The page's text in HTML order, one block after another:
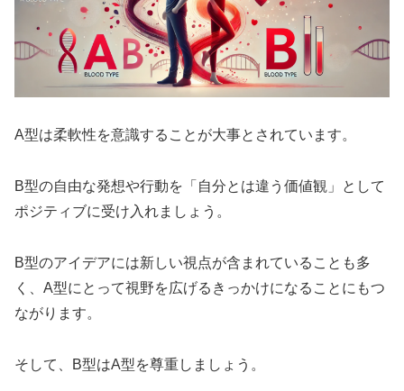
A型は柔軟性を意識することが大事とされています。
B型の自由な発想や行動を「自分とは違う価値観」として
ポジティブに受け入れましょう。
B型のアイデアには新しい視点が含まれていることも多
く、A型にとって視野を広げるきっかけになることにもつ
ながります。
そして、B型はA型を尊重しましょう。